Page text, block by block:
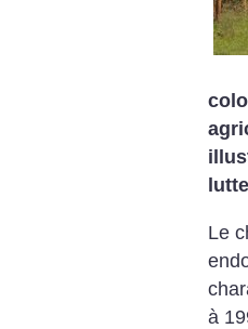
Le
à